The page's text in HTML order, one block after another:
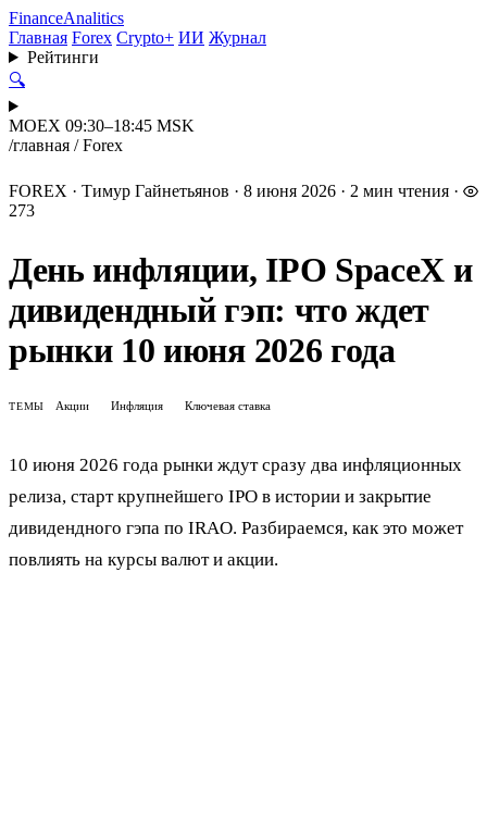
FinanceAnalitics
Главная Forex Crypto+ ИИ Журнал
Рейтинги
🔍
MOEX 09:30–18:45 MSK
/главная / Forex
FOREX · Тимур Гайнетьянов · 8 июня 2026 · 2 мин чтения ·
273
День инфляции, IPO SpaceX и
дивидендный гэп: что ждет
рынки 10 июня 2026 года
ТЕМЫ Акции Инфляция Ключевая ставка
10 июня 2026 года рынки ждут сразу два инфляционных
релиза, старт крупнейшего IPO в истории и закрытие
дивидендного гэпа по IRAO. Разбираемся, как это может
повлиять на курсы валют и акции.